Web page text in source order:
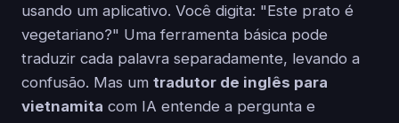
usando um aplicativo. Você digita: "Este prato é
vegetariano?" Uma ferramenta básica pode
traduzir cada palavra separadamente, levando a
confusão. Mas um tradutor de inglês para
vietnamita com IA entende a pergunta e